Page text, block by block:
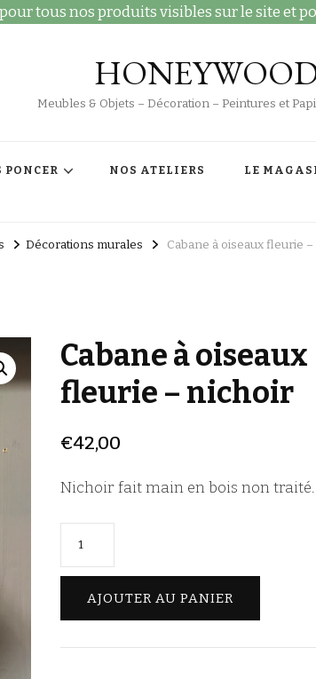
tous nos produits visibles sur le site et
Meubles & Objets – Décoration – Peintures et
PONCER NOS ATELIERS LE
Décorations murales Cabane à oiseaux fleurie
Cabane à oiseaux
fleurie – nichoir
€42,00
Nichoir fait main en bois non traité.
AJOUTER AU PANIER